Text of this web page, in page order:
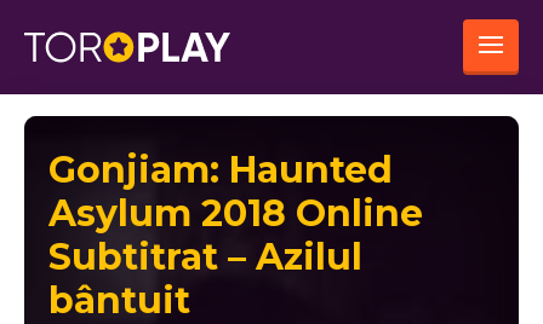
Gonjiam: Haunted
Asylum 2018 Online
Subtitrat – Azilul
bântuit